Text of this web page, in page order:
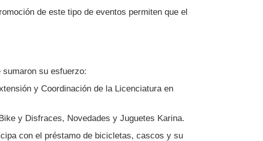
de este tipo de eventos permiten que el
su esfuerzo:
y Coordinación de la Licenciatura en
y Disfraces, Novedades y Juguetes Karina.
con el préstamo de bicicletas, cascos y su